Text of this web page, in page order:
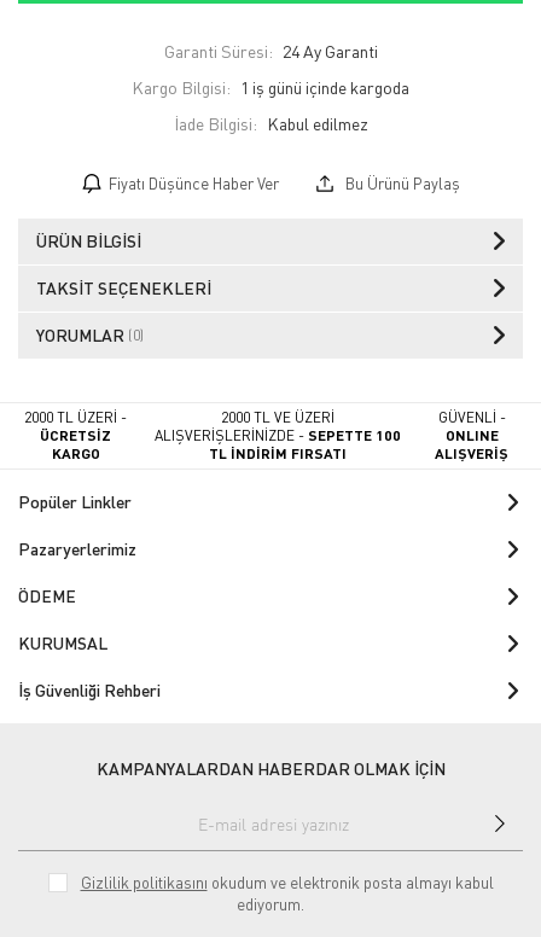
Garanti Süresi: 24 Ay Garanti
Kargo Bilgisi:
1 iş günü içinde kargoda
İade Bilgisi:
Fiyatı Düşünce Haber Ver Bu Ürünü Paylaş
ÜRÜN BILGISI
TAKSIT SEÇENEKLERI
YORUMLAR (0)
2000 TL ÜZERİ -
ÜCRETSİZ
KARGO
2000 TL VE ÜZERİ
ALIŞVERİŞLERİNİZDE -SEPETTE 100
TL İNDİRİM FIRSATI
GÜVENLİ -
ONLINE
ALIŞVERİŞ
Popüler Linkler
Pazaryerlerimiz
ÖDEME
KURUMSAL
İş Güvenliği Rehberi
KAMPANYALARDAN HABERDAR OLMAK İÇİN
Gizlilik politikasını okudum ve elektronik posta almayı kabul
ediyorum.